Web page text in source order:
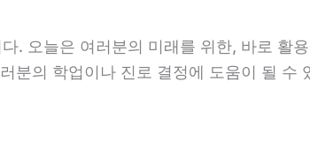
. 오늘은 여러분의 미래를 위한, 바로 활
분의 학업이나 진로 결정에 도움이 될 수